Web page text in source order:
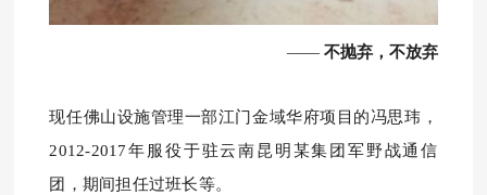
—— 不抛弃，不放弃
现任佛山设施管理一部江门金域华府项目的冯思玮，
2012-2017年服役于驻云南昆明某集团军野战通信
团，期间担任过班长等。